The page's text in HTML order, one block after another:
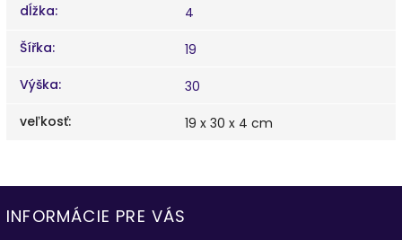
dĺžka:
4
Šířka:
19
Výška:
30
veľkosť: 19 x 30 x 4 cm
INFORMÁCIE PRE VÁS